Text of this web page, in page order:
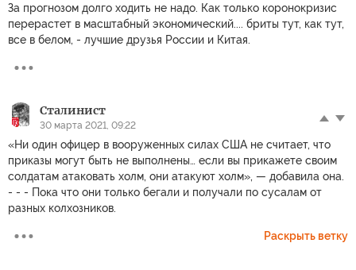
За прогнозом долго ходить не надо. Как только коронокризис
перерастет в масштабный экономический.... бриты тут, как тут,
все в белом, - лучшие друзья России и Китая.
Сталинист
30 марта 2021, 09:22
«Ни один офицер в вооруженных силах США не считает, что
приказы могут быть не выполнены… если вы прикажете своим
солдатам атаковать холм, они атакуют холм», — добавила она.
- - - Пока что они только бегали и получали по сусалам от
разных колхозников.
Раскрыть ветку